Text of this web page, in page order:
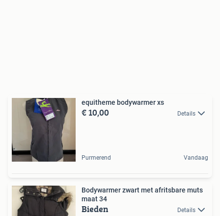
equitheme bodywarmer xs
€ 10,00 Details
Purmerend Vandaag
Bodywarmer zwart met afritsbare muts
maat 34
Bieden Details